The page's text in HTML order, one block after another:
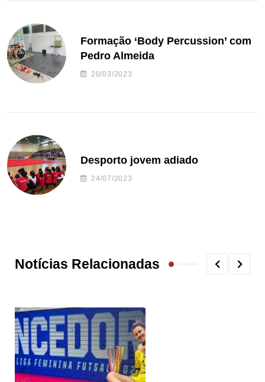
Formação ‘Body Percussion’ com
Pedro Almeida
20/03/2023
Desporto jovem adiado
24/07/2023
Notícias Relacionadas